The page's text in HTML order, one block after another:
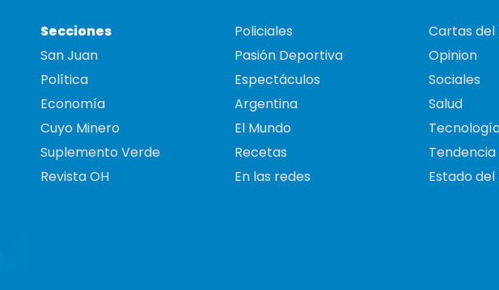
Secciones
San Juan
Política
Economía
Cuyo Minero
Suplemento Verde
Revista OH
Policiales
Pasión Deportiva
Espectáculos
Argentina
El Mundo
Recetas
En las redes
Cartas
Opinion
Sociales
Salud
Tendencia
Estado